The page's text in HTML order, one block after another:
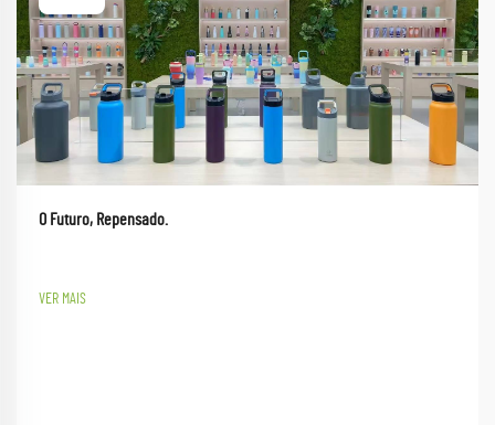
O Futuro, Repensado.
VER MAIS